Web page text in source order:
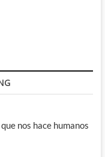
nos hace humanos